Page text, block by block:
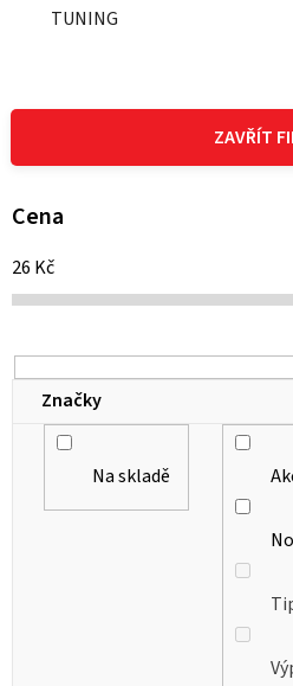
TUNING
ZAVŘÍT
Cena
26 Kč
Na skladě
Značky
V
p
i
p
r
o
d